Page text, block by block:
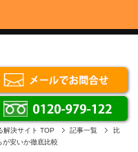
解決サイト TOP 記事一覧
比
が安いか徹底比較